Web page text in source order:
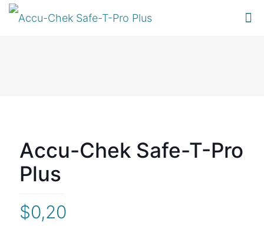
Accu-Chek Safe-T-Pro
Plus
$0,20